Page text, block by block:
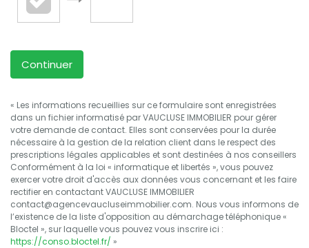
Continuer
« Les informations recueillies sur ce formulaire sont enregistrées
dans un fichier informatisé par VAUCLUSE IMMOBILIER pour gérer
votre demande de contact. Elles sont conservées pour la durée
nécessaire à la gestion de la relation client dans le respect des
prescriptions légales applicables et sont destinées à nos conseillers
Conformément à la loi « informatique et libertés », vous pouvez
exercer votre droit d'accès aux données vous concernant et les faire
rectifier en contactant VAUCLUSE IMMOBILIER
contact@agencevaucluseimmobilier.com. Nous vous informons de
l’existence de la liste d'opposition au démarchage téléphonique «
Bloctel », sur laquelle vous pouvez vous inscrire ici :
https://conso.bloctel.fr/ »